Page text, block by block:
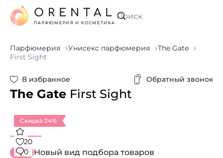
Искать
ORENTAL
ПАРФЮМЕРИЯ И КОСМЕТИКА
Парфюмерия Унисекс парфюмерия
The Gate
First Sight
В избранное Обратный звонок
The Gate First Sight
Скидка 24%
20
0
Новый вид подбора товаров